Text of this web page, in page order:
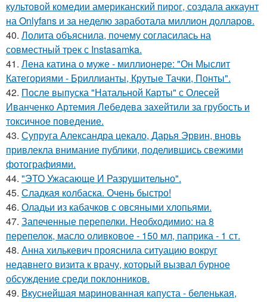
культовой комедии американский пирог, создала аккаунт
на Onlyfans и за неделю заработала миллион долларов.
40. Лолита объяснила, почему согласилась на
совместный трек с Instasamka.
41. Лена катина о муже - миллионере: "Он Мыслит
Категориями - Бриллианты, Крутые Тачки, Понты".
42. После выпуска "Натальной Карты" с Олесей
Иванченко Артемия Лебедева захейтили за грубость и
токсичное поведение.
43. Супруга Александра цекало, Дарья Эрвин, вновь
привлекла внимание публики, поделившись свежими
фотографиями.
44. "ЭТО Ужасающе И Разрушительно".
45. Сладкая колбаска. Очень быстро!
46. Оладьи из кабачков с овсяными хлопьями.
47. Запеченные перепелки. Необходимио: на 8
перепелок, масло оливковое - 150 мл, паприка - 1 ст.
48. Анна хилькевич прояснила ситуацию вокруг
недавнего визита к врачу, который вызвал бурное
обсуждение среди поклонников.
49. Вкуснейшая маринованная капуста - беленькая,